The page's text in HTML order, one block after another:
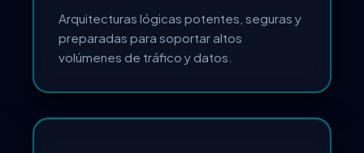
Arquitecturas lógicas potentes, seguras y
preparadas para soportar altos
volúmenes de tráfico y datos.